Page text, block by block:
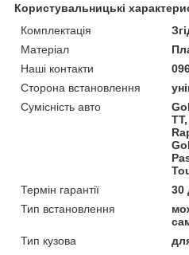
Користувальницькі
Комплектація
Матеріал
Наші контакти
Сторона встановлення
Сумісність авто
Термін гарантії
30
Тип встановлення
Тип кузова